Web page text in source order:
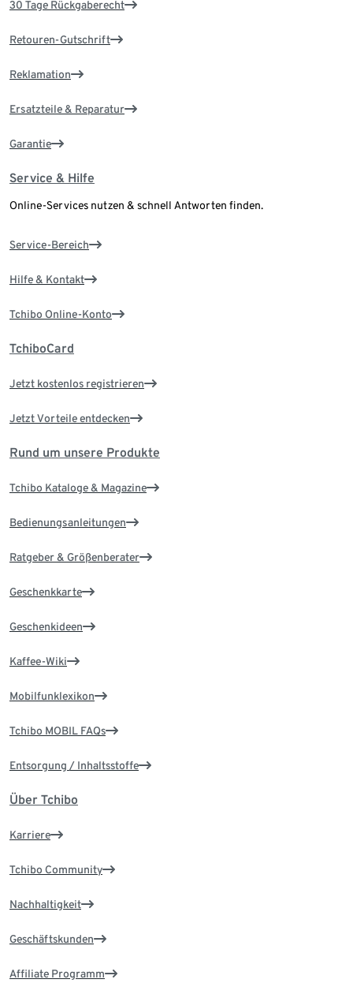
30 Tage Rückgaberecht
Retouren-Gutschrift
Reklamation
Ersatzteile & Reparatur
Garantie
Service & Hilfe
Online-Services nutzen & schnell Antworten finden.
Service-Bereich
Hilfe & Kontakt
Tchibo Online-Konto
TchiboCard
Jetzt kostenlos registrieren
Jetzt Vorteile entdecken
Rund um unsere Produkte
Tchibo Kataloge & Magazine
Bedienungsanleitungen
Ratgeber & Größenberater
Geschenkkarte
Geschenkideen
Kaffee-Wiki
Mobilfunklexikon
Tchibo MOBIL FAQs
Entsorgung / Inhaltsstoffe
Über Tchibo
Karriere
Tchibo Community
Nachhaltigkeit
Geschäftskunden
Affiliate Programm